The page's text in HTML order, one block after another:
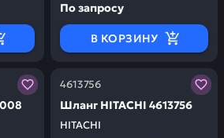
По запросу
В КОРЗИНУ
у нас, вы получаете гарантию
4613756
HITACHI
Шланг HITACHI 4613756
Заказывая запчасти у